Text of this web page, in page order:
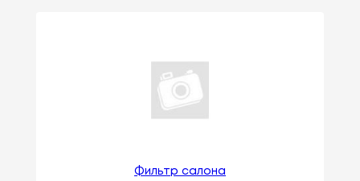
Фильтр салона